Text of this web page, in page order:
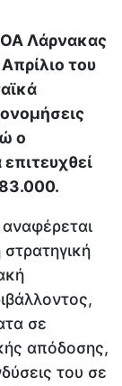
Λάρνακας
του
ο
σε
απόδοσης,
του σε